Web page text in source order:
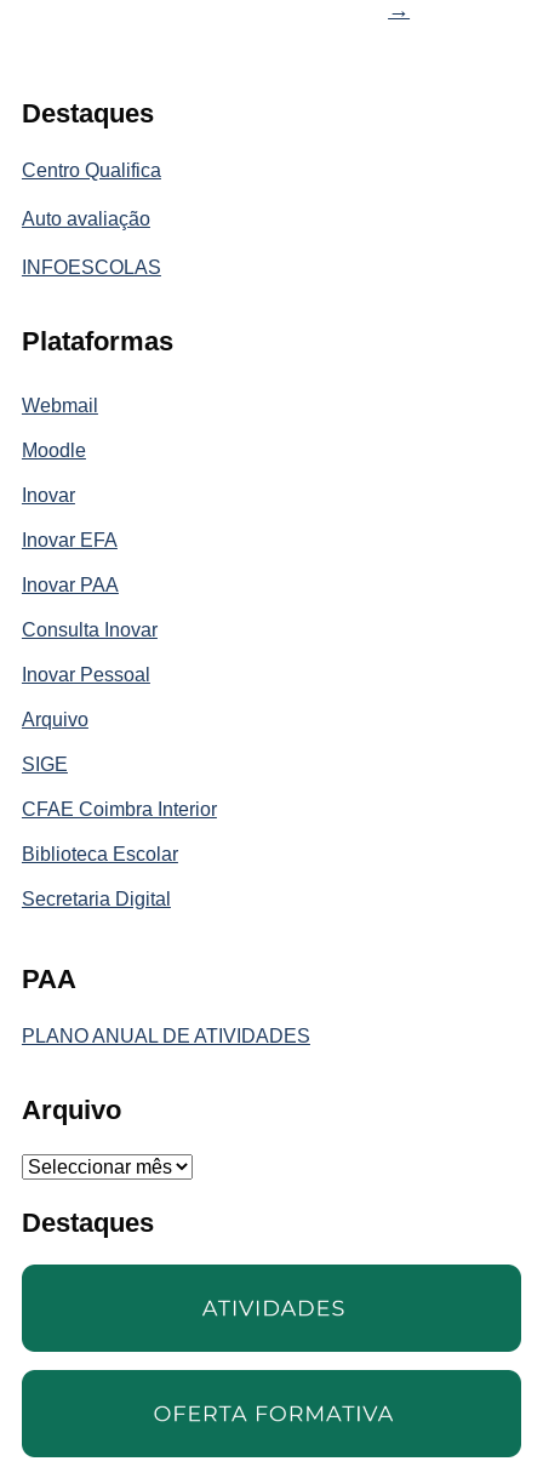
Destaques
Centro Qualifica
Auto avaliação
INFOESCOLAS
Plataformas
Webmail
Moodle
Inovar
Inovar EFA
Inovar PAA
Consulta Inovar
Inovar Pessoal
Arquivo
SIGE
CFAE Coimbra Interior
Biblioteca Escolar
Secretaria Digital
PAA
PLANO ANUAL DE ATIVIDADES
Arquivo
Arquivo
→
Destaques